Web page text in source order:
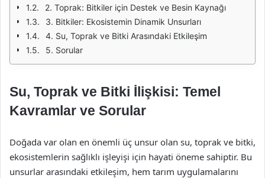
2. Toprak: Bitkiler için Destek ve Besin Kaynağı
3. Bitkiler: Ekosistemin Dinamik Unsurları
4. Su, Toprak ve Bitki Arasındaki Etkileşim
5. Sorular
Su, Toprak ve Bitki İlişkisi: Temel
Kavramlar ve Sorular
Doğada var olan en önemli üç unsur olan su, toprak ve bitki,
ekosistemlerin sağlıklı işleyişi için hayati öneme sahiptir. Bu
unsurlar arasındaki etkileşim, hem tarım uygulamalarını